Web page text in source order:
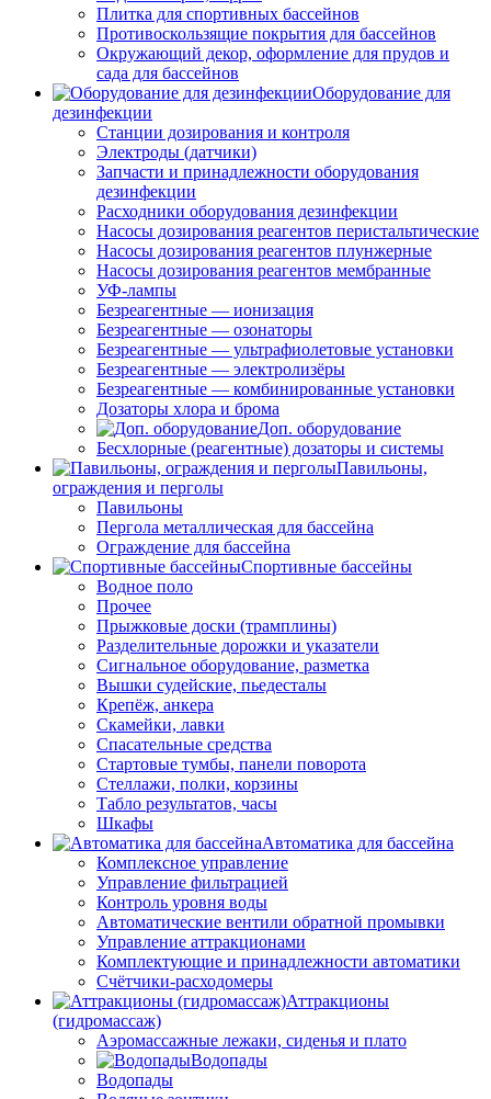
Плитка для спортивных бассейнов
Противоскользящие покрытия для бассейнов
Окружающий декор, оформление для прудов и
сада для бассейнов
Оборудование для
дезинфекции
Станции дозирования и контроля
Электроды (датчики)
Запчасти и принадлежности оборудования
дезинфекции
Расходники оборудования дезинфекции
Насосы дозирования реагентов перистальтические
Насосы дозирования реагентов плунжерные
Насосы дозирования реагентов мембранные
УФ-лампы
Безреагентные — ионизация
Безреагентные — озонаторы
Безреагентные — ультрафиолетовые установки
Безреагентные — электролизёры
Безреагентные — комбинированные установки
Дозаторы хлора и брома
Доп. оборудование
Бесхлорные (реагентные) дозаторы и системы
Павильоны,
ограждения и перголы
Павильоны
Пергола металлическая для бассейна
Ограждение для бассейна
Спортивные бассейны
Водное поло
Прочее
Прыжковые доски (трамплины)
Разделительные дорожки и указатели
Cигнальное оборудование, разметка
Вышки судейские, пьедесталы
Крепёж, анкера
Скамейки, лавки
Спасательные средства
Стартовые тумбы, панели поворота
Стеллажи, полки, корзины
Табло результатов, часы
Шкафы
Автоматика для бассейна
Комплексное управление
Управление фильтрацией
Контроль уровня воды
Автоматические вентили обратной промывки
Управление аттракционами
Комплектующие и принадлежности автоматики
Счётчики-расходомеры
Аттракционы
(гидромассаж)
Аэромассажные лежаки, сиденья и плато
Водопады
Водопады